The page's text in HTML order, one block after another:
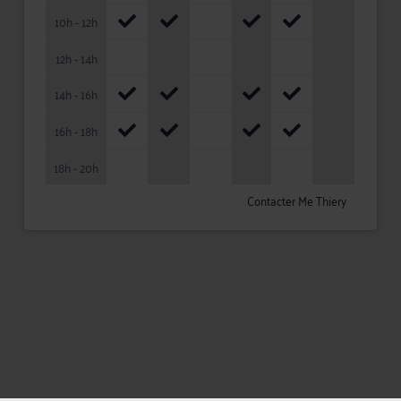
10h - 12h
12h - 14h
14h - 16h
16h - 18h
18h - 20h
Contacter Me Thiery